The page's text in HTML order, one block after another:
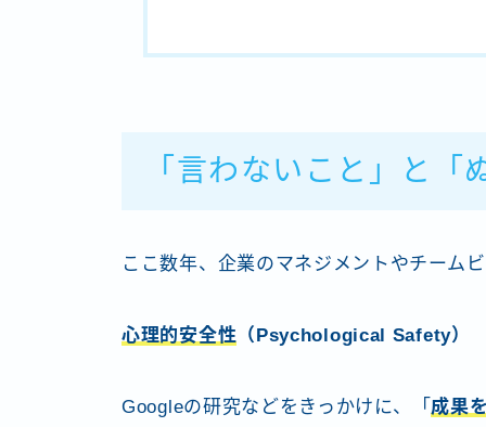
「言わないこと」と
ここ数年、企業のマネジメントやチーム
心理的安全性 （Psychological Safety）
Googleの研究などをきっかけに、「成果